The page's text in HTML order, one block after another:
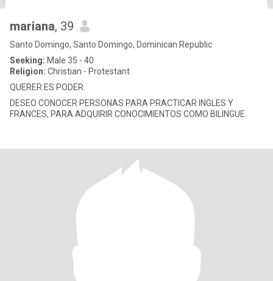
mariana, 39
Santo Domingo, Santo Domingo, Dominican Republic
Seeking: Male 35 - 40
Religion: Christian - Protestant
QUERER ES PODER.
DESEO CONOCER PERSONAS PARA PRACTICAR INGLES Y
FRANCES, PARA ADQUIRIR CONOCIMIENTOS COMO BILINGUE.